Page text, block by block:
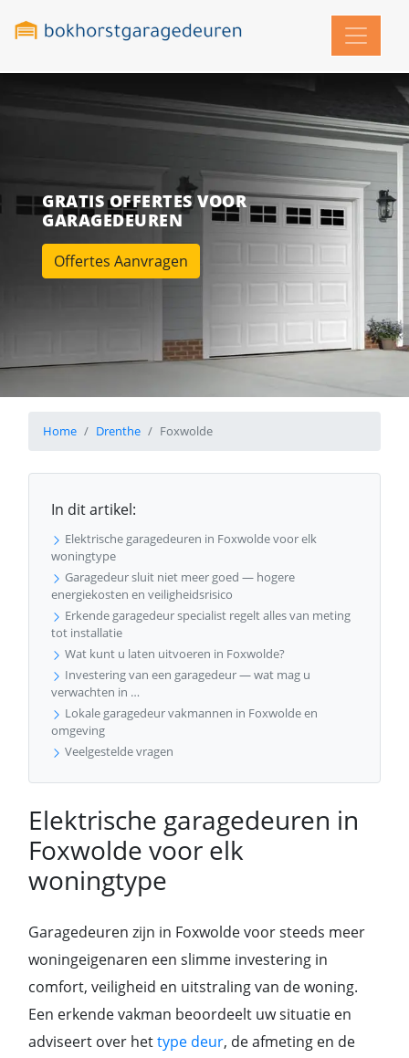
GRATIS OFFERTES VOOR
GARAGEDEUREN
Offertes Aanvragen
Home Drenthe Foxwolde
In dit artikel:
Elektrische garagedeuren in Foxwolde voor elk
woningtype
Garagedeur sluit niet meer goed — hogere
energiekosten en veiligheidsrisico
Erkende garagedeur specialist regelt alles van meting
tot installatie
Wat kunt u laten uitvoeren in Foxwolde?
Investering van een garagedeur — wat mag u
verwachten in …
Lokale garagedeur vakmannen in Foxwolde en
omgeving
Veelgestelde vragen
Elektrische garagedeuren in
Foxwolde voor elk
woningtype
Garagedeuren zijn in Foxwolde voor steeds meer
woningeigenaren een slimme investering in
comfort, veiligheid en uitstraling van de woning.
Een erkende vakman beoordeelt uw situatie en
adviseert over hettype deur, de afmeting en de